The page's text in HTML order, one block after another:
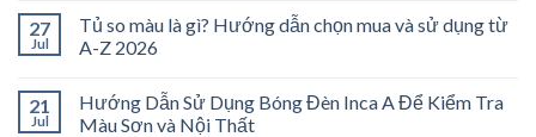
27
Jul
Tủ so màu là gì? Hướng dẫn chọn mua và sử dụng từ
A-Z 2026
21
Jul
Hướng Dẫn Sử Dụng Bóng Đèn Inca A Để Kiểm Tra
Màu Sơn và Nội Thất